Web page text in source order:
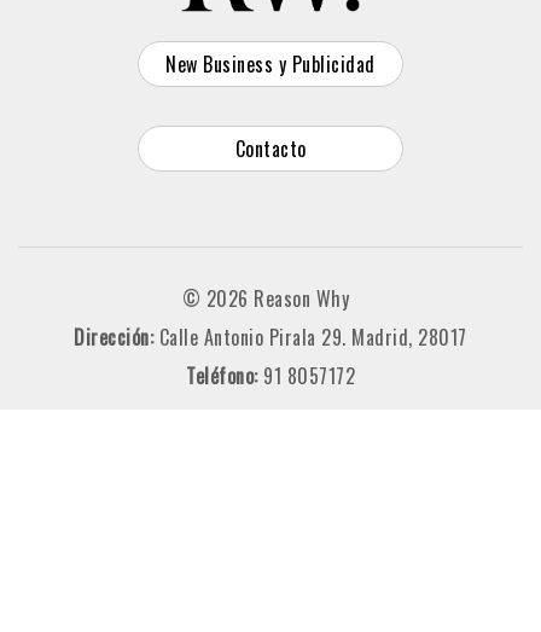
New Business y Publicidad
Contacto
© 2026 Reason Why
Dirección: Calle Antonio Pirala 29. Madrid, 28017
Teléfono: 91 8057172